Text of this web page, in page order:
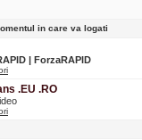
in care va logati
| ForzaRAPID
.EU .RO